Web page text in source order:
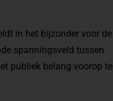
in het bijzonder voor de
spanningsveld tussen
publiek belang voorop te